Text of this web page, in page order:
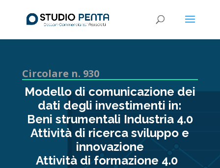
Circolare n. 930
Modello di comunicazione dei
dati degli investimenti in:
Beni strumentali Industria 4.0
Attività di ricerca sviluppo e
innovazione
Attività di formazione 4.0